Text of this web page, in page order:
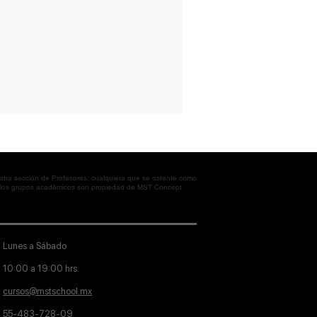
sección de Profesores; cualquiera que se ostente como
grupos académicos son propiedad de MST Concept
Lunes a Sábado
10:00 a 19:00 hrs.
cursos@mstschool.mx
55-483-728-09